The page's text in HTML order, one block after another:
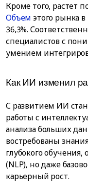
Кроме того, растет
Объем этого рынка
36,3%.
специалистов с
умением
Как ИИ изменил
С развитием ИИ
работы с
анализа больших
востребованы
глубокого обучения,
(NLP), но даже
карьерный рост.